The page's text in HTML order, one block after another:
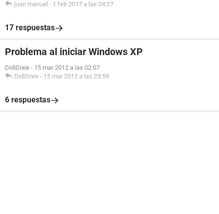
juan manuel - 1 feb 2017 a las 04:27
17 respuestas
Problema al iniciar Windows XP
DidiDixie - 15 mar 2012 a las 02:07
DidiDixie - 15 mar 2012 a las 23:59
6 respuestas